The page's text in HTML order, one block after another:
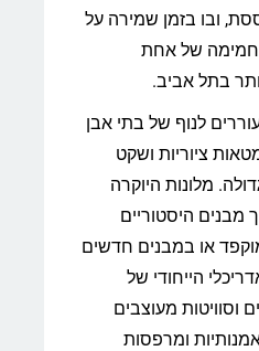
ובו בזמן שמירה על
של אחת
בתל אביב.
לנוף של בתי אבן
ציוריות ושקט
מלונות היוקרה
מבנים היסטוריים
או במבנים חדשים
הייחודי של
וסוויטות מעוצבים
ומרפסות